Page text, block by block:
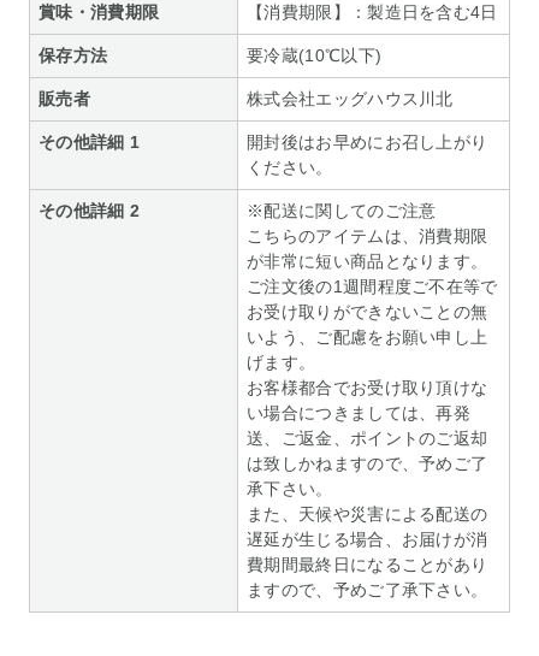
賞味・消費期限 【消費期限】：製造日を含む4日
保存方法 要冷蔵(10℃以下)
販売者 株式会社エッグハウス川北
その他詳細 1
開封後はお早めにお召し上がり
ください。
その他詳細 2
※配送に関してのご注意
こちらのアイテムは、消費期限
が非常に短い商品となります。
ご注文後の1週間程度ご不在等で
お受け取りができないことの無
いよう、ご配慮をお願い申し上
げます。
お客様都合でお受け取り頂けな
い場合につきましては、再発
送、ご返金、ポイントのご返却
は致しかねますので、予めご了
承下さい。
また、天候や災害による配送の
遅延が生じる場合、お届けが消
費期間最終日になることがあり
ますので、予めご了承下さい。